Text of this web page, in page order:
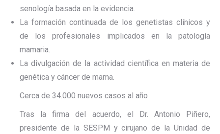
senología basada en la evidencia.
La formación continuada de los genetistas clínicos y
de los profesionales implicados en la patología
mamaria.
La divulgación de la actividad científica en materia de
genética y cáncer de mama.
Cerca de 34.000 nuevos casos al año
Tras la firma del acuerdo, el Dr. Antonio Piñero,
presidente de la SESPM y cirujano de la Unidad de